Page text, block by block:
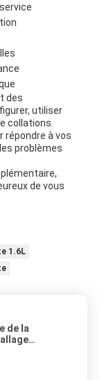
des
utiliser
collations.
répondre à vos
problèmes
de vous
1.6L
de la
minute